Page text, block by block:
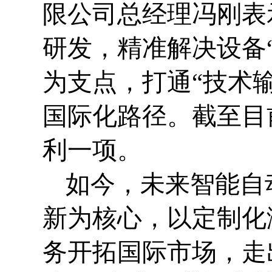
限公司总经理冯刚
研发，精准解决设
为支点，打通“技
国际化路径。截至
利一项。
如今，未来智能
新为核心，以定制
务开拓国际市场，